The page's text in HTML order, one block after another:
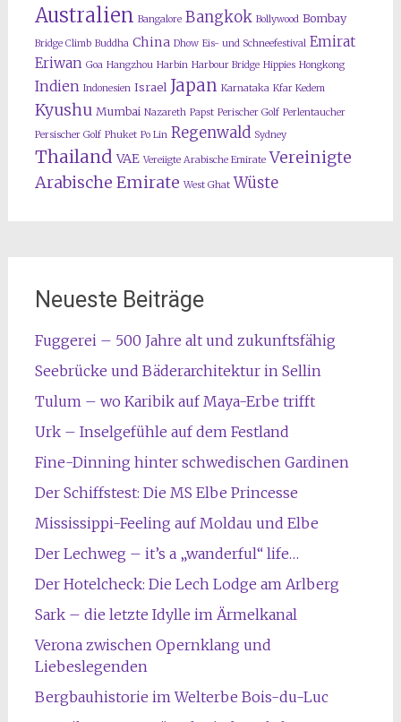
Australien Bangalore Bangkok Bollywood Bombay
Bridge Climb Buddha China Dhow Eis- und Schneefestival Emirat
Eriwan Goa Hangzhou Harbin Harbour Bridge Hippies Hongkong
Indien Indonesien Israel Japan Karnataka Kfar Kedem
Kyushu Mumbai Nazareth Papst Perischer Golf Perlentaucher
Persischer Golf Phuket Po Lin Regenwald Sydney
Thailand VAE Vereiigte Arabische Emirate Vereinigte
Arabische Emirate West Ghat Wüste
Neueste Beiträge
Fuggerei – 500 Jahre alt und zukunftsfähig
Seebrücke und Bäderarchitektur in Sellin
Tulum – wo Karibik auf Maya-Erbe trifft
Urk – Inselgefühle auf dem Festland
Fine-Dinning hinter schwedischen Gardinen
Der Schiffstest: Die MS Elbe Princesse
Mississippi-Feeling auf Moldau und Elbe
Der Lechweg – it’s a „wanderful“ life…
Der Hotelcheck: Die Lech Lodge am Arlberg
Sark – die letzte Idylle im Ärmelkanal
Verona zwischen Opernklang und
Liebeslegenden
Bergbauhistorie im Welterbe Bois-du-Luc